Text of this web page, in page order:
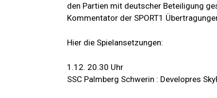
den Partien mit deutscher Beteiligung
Kommentator der SPORT1
Hier die Spielansetzungen:
1.12. 20.30 Uhr
SSC Palmberg Schwerin : Developres